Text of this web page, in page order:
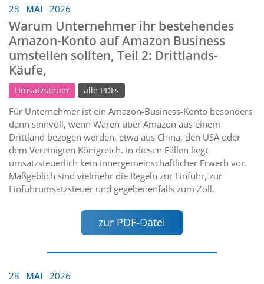
28 MAI 2026
Warum Unternehmer ihr bestehendes
Amazon-Konto auf Amazon Business
umstellen sollten, Teil 2: Drittlands-
Käufe,
Umsatzsteuer alle PDFs
Für Unternehmer ist ein Amazon-Business-Konto besonders
dann sinnvoll, wenn Waren über Amazon aus einem
Drittland bezogen werden, etwa aus China, den USA oder
dem Vereinigten Königreich. In diesen Fällen liegt
umsatzsteuerlich kein innergemeinschaftlicher Erwerb vor.
Maßgeblich sind vielmehr die Regeln zur Einfuhr, zur
Einfuhrumsatzsteuer und gegebenenfalls zum Zoll.
zur PDF-Datei
28 MAI 2026